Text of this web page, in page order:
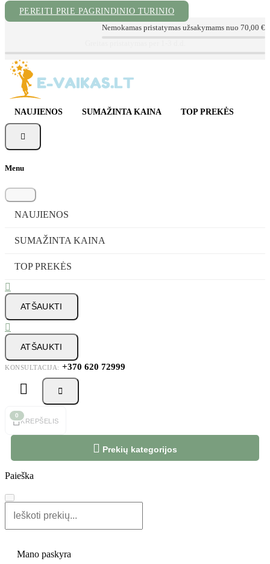
PEREITI PRIE PAGRINDINIO TURINIO
Nemokamas pristatymas užsakymams nuo 70,00 €
NAUJIENOS SUMAŽINTA KAINA TOP PREKĖS

Menu
NAUJIENOS
SUMAŽINTA KAINA
TOP PREKĖS

ATŠAUKTI

ATŠAUKTI
KONSULTACIJA: +370 620 72999
 

0
KREPŠELIS
 Prekių kategorijos
Paieška
Mano paskyra